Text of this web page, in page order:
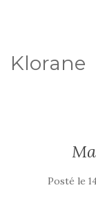
Klorane
Posté le